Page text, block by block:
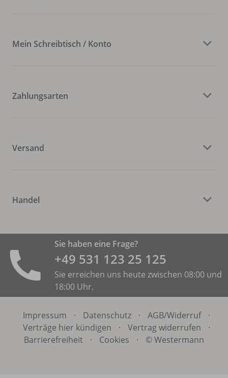
Mein Schreibtisch / Konto
Zahlungsarten
Versand
Handel
Sie haben eine Frage?
+49 531 ­123 25 125
Sie erreichen uns heute zwischen 08:00 und
18:00 Uhr.
Impressum · Datenschutz · AGB/Widerruf
·
Verträge hier kündigen
· Vertrag widerrufen
·
Barrierefreiheit
· Cookies · © Westermann